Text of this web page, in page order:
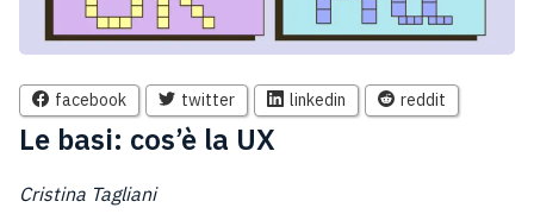
facebook twitter linkedin reddit
Le basi: cos’è la UX
Cristina Tagliani